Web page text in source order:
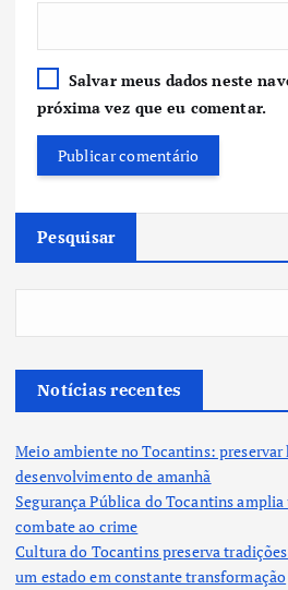
Salvar meus dados neste
próxima vez que eu comentar.
Pesquisar
Notícias recentes
Meio ambiente no Tocantins:
desenvolvimento de amanhã
Segurança Pública do Tocantins
combate ao crime
Cultura do Tocantins preserva
um estado em constante transformação